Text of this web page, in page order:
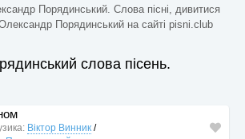
Порядинський. Слова пісні, дивитися
Порядинський на сайті pisni.club
слова пісень.
Віктор Винник /